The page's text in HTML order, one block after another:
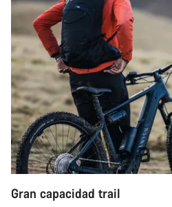
Gran capacidad trail